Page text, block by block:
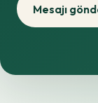
Mesajı